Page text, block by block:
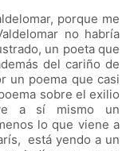
porque me
no habría
un poeta que
del cariño de
un poema que casi
sobre el exilio
a sí mismo un
lo que viene a
está yendo a un